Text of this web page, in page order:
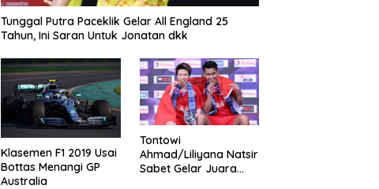
Tunggal Putra Paceklik Gelar All England 25
Tahun, Ini Saran Untuk Jonatan dkk
Klasemen F1 2019 Usai
Bottas Menangi GP
Australia
Tontowi
Ahmad/Liliyana Natsir
Sabet Gelar Juara